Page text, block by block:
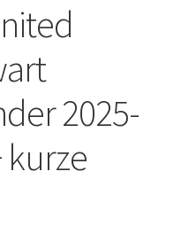
2025-
kurze